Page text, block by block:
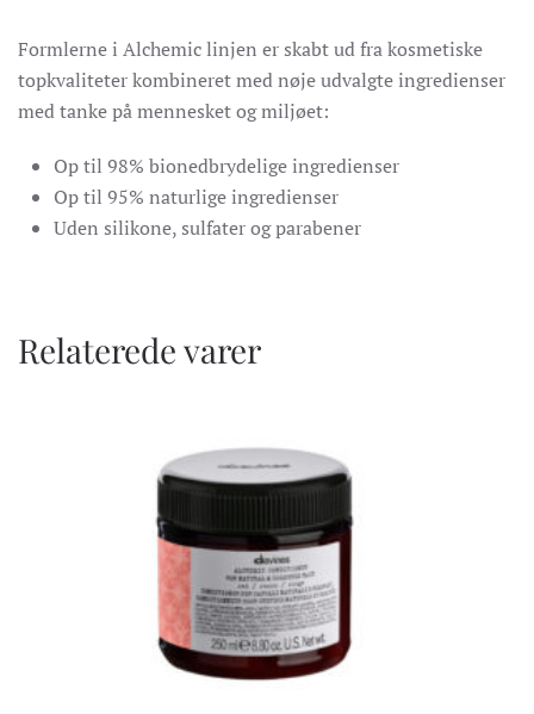
Formlerne i Alchemic linjen er skabt ud fra kosmetiske
topkvaliteter kombineret med nøje udvalgte ingredienser
med tanke på mennesket og miljøet:
Op til 98% bionedbrydelige ingredienser
Op til 95% naturlige ingredienser
Uden silikone, sulfater og parabener
Relaterede varer